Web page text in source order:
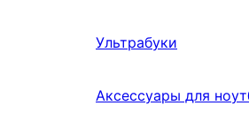
Ультрабуки
Аксессуары для